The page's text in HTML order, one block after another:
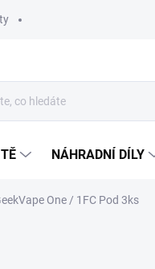
NÁHRADNÍ DÍLY
One / 1FC Pod 3ks